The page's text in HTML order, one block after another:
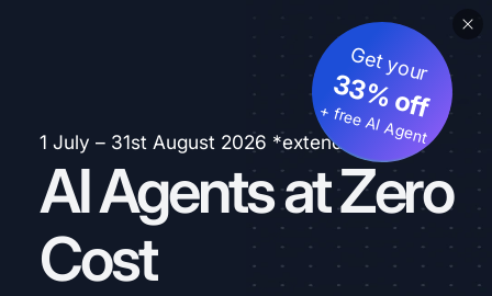
1 July – 31st August 2026 *extended
AI Agents at Zero
Cost
Get your
33% off
+ free AI Agent